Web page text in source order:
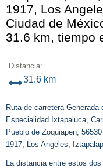
1917, Los
Ciudad de
31.6 km, tiempo
Distancia:
31.6 km
Ruta de carretera
Especialidad Ixtapaluca,
Pueblo de Zoquiapen,
1917, Los Angeles,
La distancia entre estos